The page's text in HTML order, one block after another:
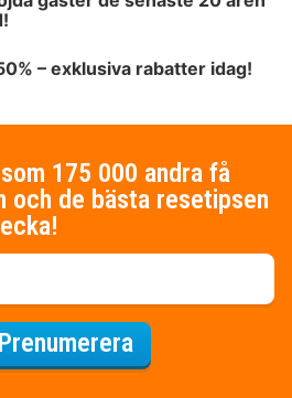
– exklusiva rabatter idag!
175 000 andra få
och de bästa resetipsen
Prenumerera